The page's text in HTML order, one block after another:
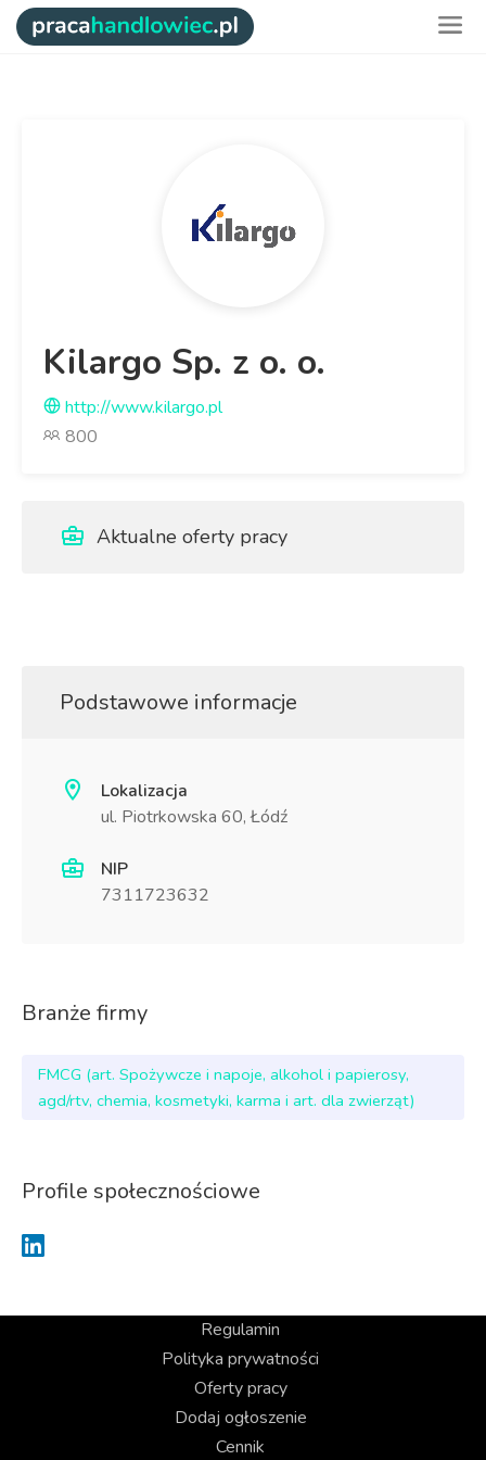
Kilargo Sp. z o. o.
http://www.kilargo.pl
800
Aktualne oferty pracy
Podstawowe informacje
Lokalizacja
ul. Piotrkowska 60, Łódź
NIP
7311723632
Branże firmy
FMCG (art. Spożywcze i napoje, alkohol i papierosy,
agd/rtv, chemia, kosmetyki, karma i art. dla zwierząt)
Profile społecznościowe
Regulamin
Polityka prywatności
Oferty pracy
Dodaj ogłoszenie
Cennik